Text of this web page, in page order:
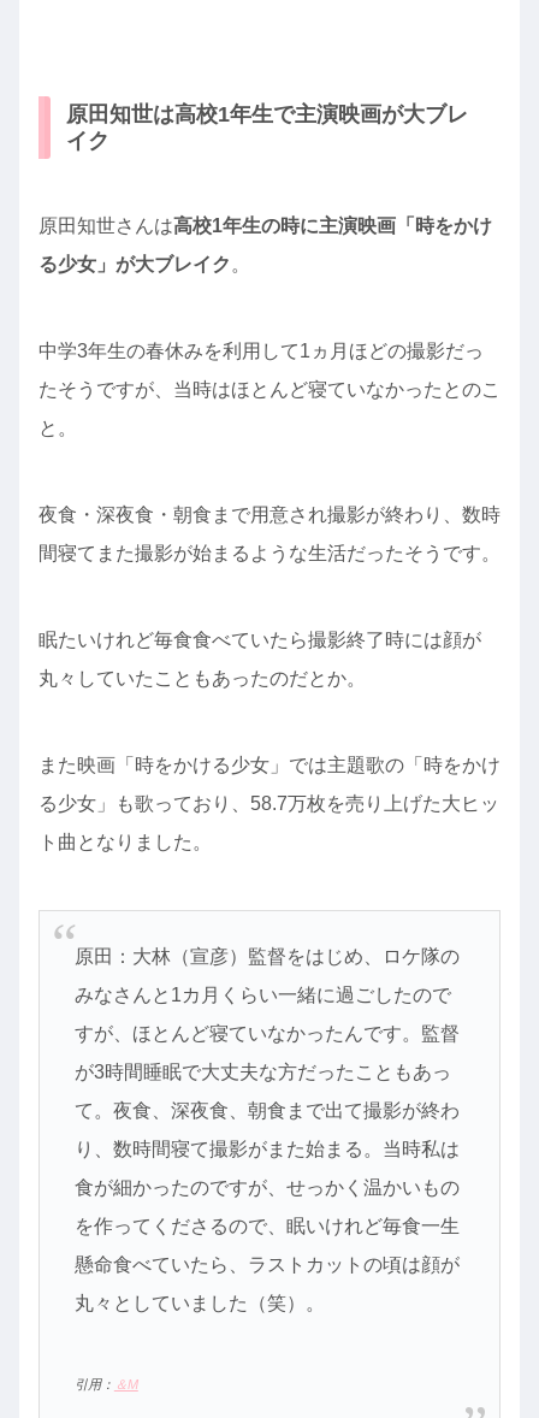
原田知世は高校1年生で主演映画が大ブレ
イク
原田知世さんは高校1年生の時に主演映画「時をかけ
る少女」が大ブレイク 。
中学3年生の春休みを利用して1ヵ月ほどの撮影だっ
たそうですが、当時はほとんど寝ていなかったとのこ
と。
夜食・深夜食・朝食まで用意され撮影が終わり、数時
間寝てまた撮影が始まるような生活だったそうです。
眠たいけれど毎食食べていたら撮影終了時には顔が
丸々していたこともあったのだとか。
また映画「時をかける少女」では主題歌の「時をかけ
る少女」も歌っており、58.7万枚を売り上げた大ヒッ
ト曲となりました。
原田：大林（宣彦）監督をはじめ、ロケ隊の
みなさんと1カ月くらい一緒に過ごしたので
すが、ほとんど寝ていなかったんです。監督
が3時間睡眠で大丈夫な方だったこともあっ
て。夜食、深夜食、朝食まで出て撮影が終わ
り、数時間寝て撮影がまた始まる。当時私は
食が細かったのですが、せっかく温かいもの
を作ってくださるので、眠いけれど毎食一生
懸命食べていたら、ラストカットの頃は顔が
丸々としていました（笑）。
引用： ＆M